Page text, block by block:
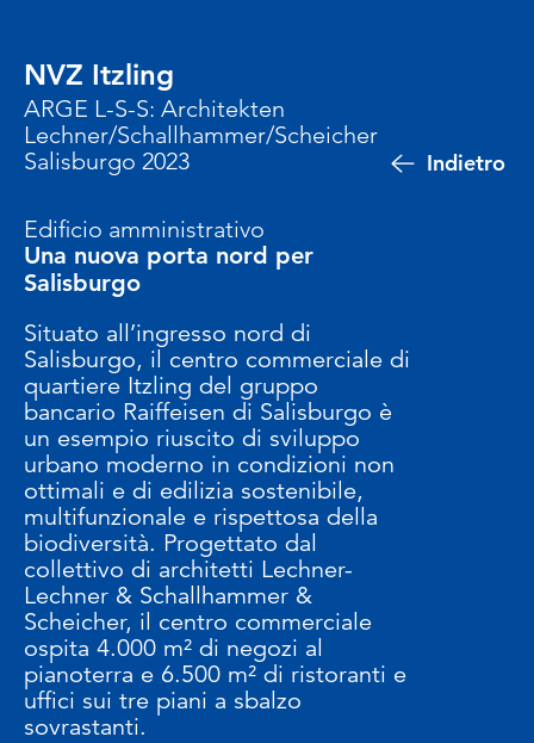
Indietro
NVZ Itzling
ARGE L-S-S: Architekten
Lechner/Schallhammer/Scheicher
Salisburgo 2023
Edificio amministrativo
Una nuova porta nord per
Salisburgo
Situato all’ingresso nord di
Salisburgo, il centro commerciale di
quartiere Itzling del gruppo
bancario Raiffeisen di Salisburgo è
un esempio riuscito di sviluppo
urbano moderno in condizioni non
ottimali e di edilizia sostenibile,
multifunzionale e rispettosa della
biodiversità. Progettato dal
collettivo di architetti Lechner-
Lechner & Schallhammer &
Scheicher, il centro commerciale
ospita 4.000 m² di negozi al
pianoterra e 6.500 m² di ristoranti e
uffici sui tre piani a sbalzo
sovrastanti.